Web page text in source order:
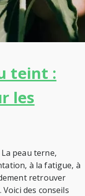
teint :
les
peau terne,
à la fatigue, à
retrouver
des conseils